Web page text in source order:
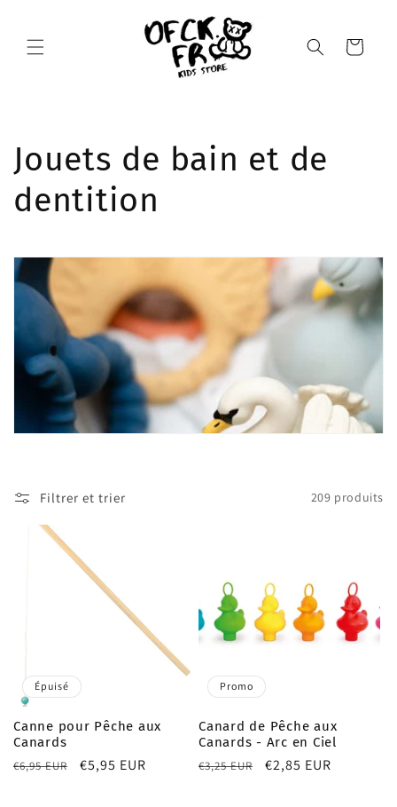
au
contenu
Panier
C
o
l
e
c
t
i
o
Jouets de bain et de
dentition
Filtrer et trier 209 produits
Épuisé
Canne pour Pêche aux
Canards
Prix
€6,95 EUR
Prix
€5,95 EUR
Promo
Canard de Pêche aux
Canards - Arc en Ciel
Prix
€3,25 EUR
Prix
€2,85 EUR